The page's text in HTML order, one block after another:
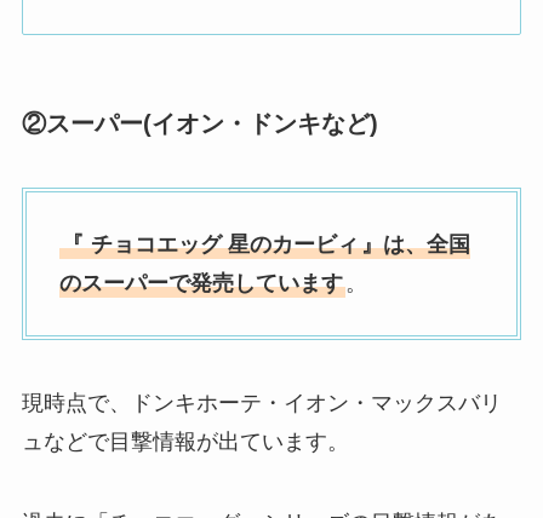
②スーパー(イオン・ドンキなど)
『 チョコエッグ 星のカービィ』は、全国
のスーパーで発売しています。
現時点で、ドンキホーテ・イオン・マックスバリ
ュなどで目撃情報が出ています。